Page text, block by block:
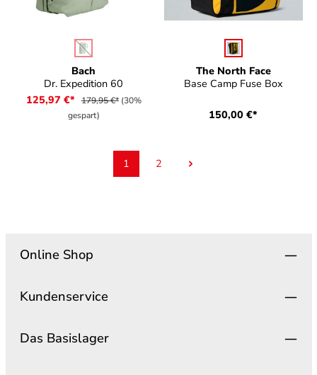
Bach
Dr. Expedition 60
auswählen
(Diese Option ist zurzeit nicht verfügbar.)
125,97 €* 179,95 €* (30%
gespart)
The North Face
Base Camp Fuse Box
auswählen
150,00 €*
Seite
1 Seite
2
Online Shop
Kundenservice
Das Basislager